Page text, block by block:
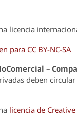
licencia
–
deben
licencia de